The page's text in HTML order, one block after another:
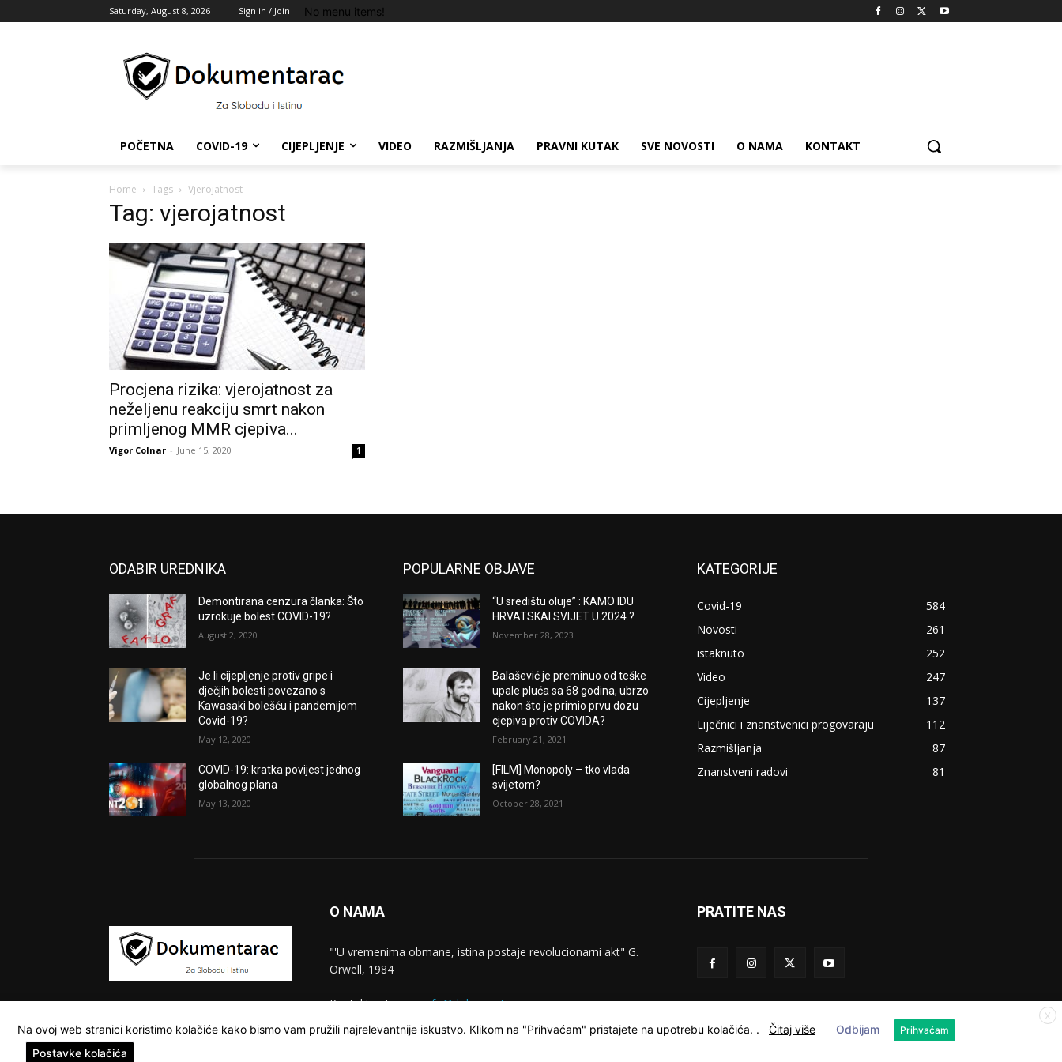
Saturday, August 8, 2026 Sign in / Join No menu items!
POČETNA COVID-19 CIJEPLJENJE VIDEO RAZMIŠLJANJA PRAVNI KUTAK SVE NOVOSTI O NAMA KONTAKT
Home Tags Vjerojatnost
Tag: vjerojatnost
Procjena rizika: vjerojatnost za
neželjenu reakciju smrt nakon
primljenog MMR cjepiva...
Vigor Colnar - June 15, 2020 1
ODABIR UREDNIKA
Demontirana cenzura članka: Što
uzrokuje bolest COVID-19?
August 2, 2020
Je li cijepljenje protiv gripe i
dječjih bolesti povezano s
Kawasaki bolešću i pandemijom
Covid-19?
May 12, 2020
COVID-19: kratka povijest jednog
globalnog plana
May 13, 2020
POPULARNE OBJAVE
“U središtu oluje” : KAMO IDU
HRVATSKAI SVIJET U 2024.?
November 28, 2023
Balašević je preminuo od teške
upale pluća sa 68 godina, ubrzo
nakon što je primio prvu dozu
cjepiva protiv COVIDA?
February 21, 2021
[FILM] Monopoly – tko vlada
svijetom?
October 28, 2021
KATEGORIJE
Covid-19
584
Novosti
261
istaknuto
252
Video
247
Cijepljenje
137
Liječnici i znanstvenici progovaraju
112
Razmišljanja
87
Znanstveni radovi
81
O NAMA
"'U vremenima obmane, istina postaje revolucionarni akt" G.
Orwell, 1984
Kontaktirajte nas:info@dokumentarac.com
PRATITE NAS
X
Na ovoj web stranici koristimo kolačiće kako bismo vam pružili najrelevantnije iskustvo. Klikom na "Prihvaćam" pristajete na upotrebu kolačića. . Čitaj više Odbijam Prihvaćam
Postavke kolačića